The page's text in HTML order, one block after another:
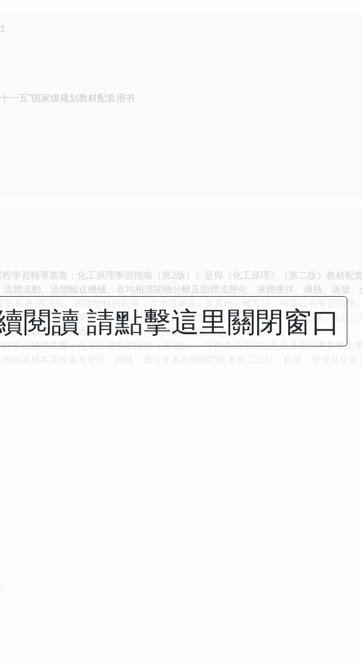
一五”国家级规划教材配套用书
程學習輔導叢書：化工原理學習指南（第2版）》是與《化工原理》（第二版）教材配
體流動、流體輸送機械、非均相混閤物分離及固體流態化、液體攪拌、傳熱、蒸發
取和液-固浸取、固體物料的乾燥（含增濕減濕）及其他分離方法。每章設有學習指導
（填空、選擇及計算題）。書末附有化工原理及實驗（或化工傳遞）考試大綱、最近三
（含實驗或化工傳遞）》入學試題、自測題及研究生入學試題答案。
程學習輔導叢書：化工原理學習指南（第2版）》可作為高等院校化工及相關專業學生
閱讀 請點擊這里關閉窗口